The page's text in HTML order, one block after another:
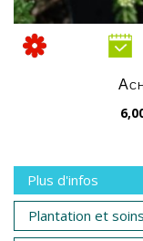
Plus d'infos
Plantation et soins